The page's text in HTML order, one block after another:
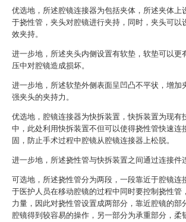
优选地，所述腔镜连接器为包括夹体，所述夹体上
于挠性管，夹头对腔镜进行夹持，同时，夹头可以
效夹持。
进一步地，所述夹头内侧设置有软垫，软垫可以更
压中对腔镜造成损坏。
进一步地，所述软垫外侧表面呈凹凸不平状，增加
强夹头的夹持力。
优选地，腔镜连接器为快拆装置，快拆装置为现有
中，此处利用快拆装置不但可以使得挠性管快速连
固，防止手术过程中腔镜从腔镜连接器上松脱。
进一步地，所述挠性管与快拆装置之间通过连接件
可选地，所述挠性管分为两段，一段靠近于腔镜连
于医护人员在移动腔镜的过程中同时要控制挠性管
力量，因此对挠性管设置成两部分，靠近腔镜的部
腔镜得到较容易的操作，另一部分为承重部分，柔